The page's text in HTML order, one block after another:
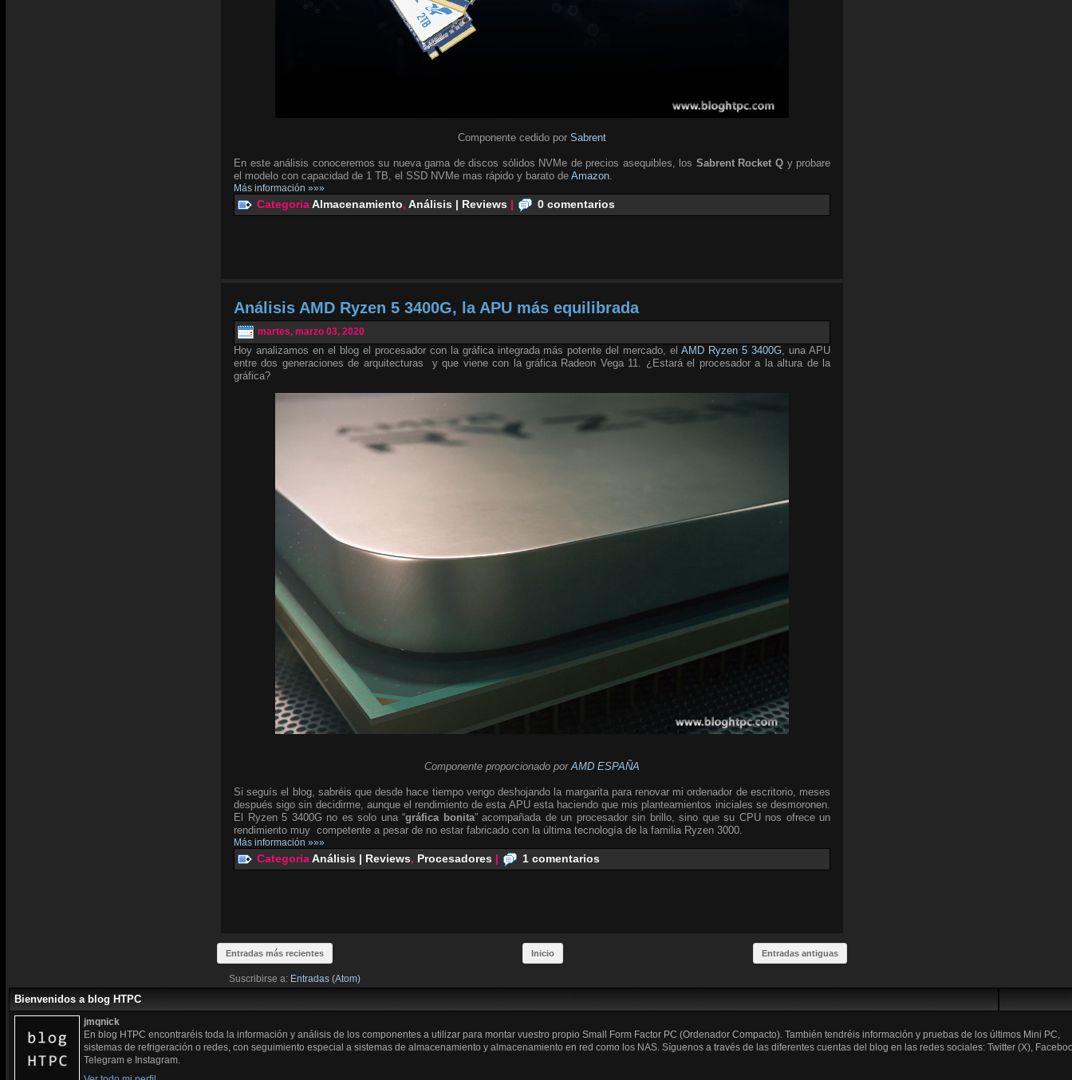
Componente cedido por Sabrent
En este análisis conoceremos su nueva gama de discos sólidos NVMe de precios asequibles, los Sabrent Rocket Q y probare
el modelo con capacidad de 1 TB, el SSD NVMe mas rápido y barato de Amazon.
Más información »»»
CategoriaAlmacenamiento, Análisis | Reviews | 0 comentarios
Análisis AMD Ryzen 5 3400G, la APU más equilibrada
martes, marzo 03, 2020
Hoy analizamos en el blog el procesador con la gráfica integrada más potente del mercado, elAMD Ryzen 5 3400G, una APU
entre dos generaciones de arquitecturas y que viene con la gráfica Radeon Vega 11. ¿Estará el procesador a la altura de la
gráfica?
Componente proporcionado porAMD ESPAÑA
Si seguís el blog, sabréis que desde hace tiempo vengo deshojando la margarita para renovar mi ordenador de escritorio, meses
después sigo sin decidirme, aunque el rendimiento de esta APU esta haciendo que mis planteamientos iniciales se desmoronen.
El Ryzen 5 3400G no es solo una “gráfica bonita” acompañada de un procesador sin brillo, sino que su CPU nos ofrece un
rendimiento muy competente a pesar de no estar fabricado con la última tecnología de la familia Ryzen 3000.
Más información »»»
CategoriaAnálisis | Reviews, Procesadores | 1 comentarios
Entradas más recientes Entradas antiguas
Inicio
Suscribirse a: Entradas (Atom)
Bienvenidos a blog HTPC
jmqnick
En blog HTPC encontraréis toda la información y análisis de los componentes a utilizar para montar vuestro propio Small Form Factor PC (Ordenador Compacto). También tendréis información y pruebas de los últimos Mini PC,
sistemas de refrigeración o redes, con seguimiento especial a sistemas de almacenamiento y almacenamiento en red como los NAS. Síguenos a través de las diferentes cuentas del blog en las redes sociales: Twitter (X),
Telegram e Instagram.